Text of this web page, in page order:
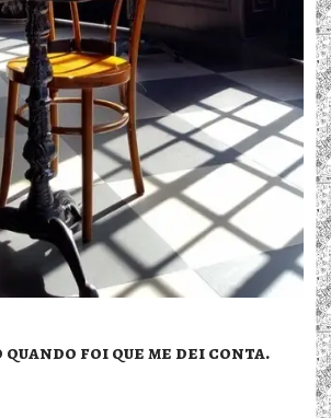
quando foi que me dei conta.